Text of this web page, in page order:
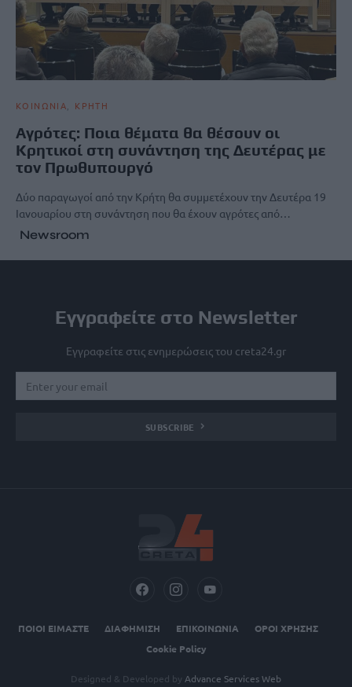
ΚΟΙΝΩΝΙΑ ΚΡΗΤΗ
Αγρότες: Ποια θέματα θα θέσουν οι
Κρητικοί στη συνάντηση της Δευτέρας με
τον Πρωθυπουργό
Δύο παραγωγοί από την Κρήτη θα συμμετέχουν την Δευτέρα 19
Ιανουαρίου στη συνάντηση που θα έχουν αγρότες από…
Newsroom
Εγγραφείτε στο Newsletter
Εγγραφείτε στις ενημερώσεις του creta24.gr
SUBSCRIBE
ΠΟΙΟΙ ΕΙΜΑΣΤΕ ΔΙΑΦΗΜΙΣΗ ΕΠΙΚΟΙΝΩΝΙΑ
ΟΡΟΙ ΧΡΗΣΗΣ
Cookie Policy
Designed & Developed by Advance Services Web